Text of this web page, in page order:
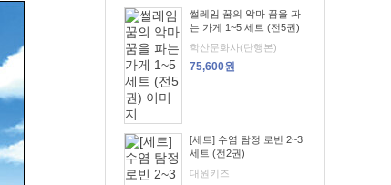
썰레임 꿈의 악마 꿈을 파
는 가게 1~5 세트 (전5권)
학산문화사(단행본)
75,600원
[세트] 수염 탐정 로빈 2~3
세트 (전2권)
대원키즈